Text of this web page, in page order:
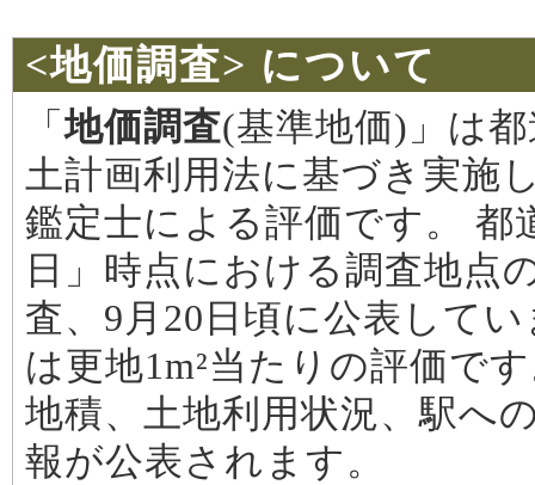
<地価調査> について
「地価調査(基準地価)」は
土計画利用法に基づき実施
鑑定士による評価です。 都
日」時点における調査地点
査、9月20日頃に公表して
は更地1m²当たりの評価で
地積、土地利用状況、駅へ
報が公表されます。